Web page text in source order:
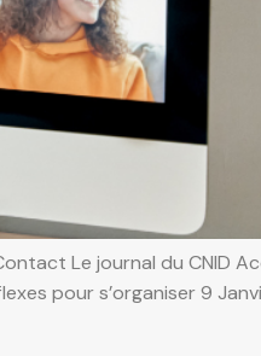
Le journal du CNID
pour s’organiser 9